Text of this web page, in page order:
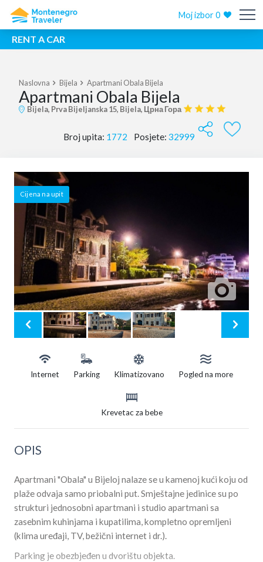
Moj izbor0
RENT A CAR
Naslovna Bijela Apartmani Obala Bijela
Apartmani Obala Bijela
Bijela, Prva Bijeljanska 15, Bijela, Црна Гора
Broj upita: 1772 Posjete: 32999
Cijena na upit
Internet Parking Klimatizovano Pogled na more
Krevetac za bebe
OPIS
Apartmani "Obala" u Bijeloj nalaze se u kamenoj kući koju od
plaže odvaja samo priobalni put. Smještajne jedinice su po
strukturi jednosobni apartmani i studio apartmani sa
zasebnim kuhinjama i kupatilima, kompletno opremljeni
(klima uređaji, TV, bežični internet i dr.).
Parking je obezbjeđen u dvorištu objekta.